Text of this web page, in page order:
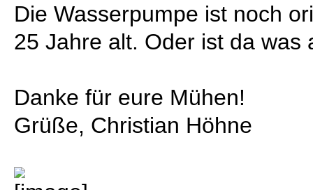
Die Wasserpumpe ist noch
25 Jahre alt. Oder ist da was
Danke für eure Mühen!
Grüße, Christian Höhne